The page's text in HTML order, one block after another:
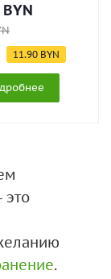
BYN
11.90 BYN
это
.